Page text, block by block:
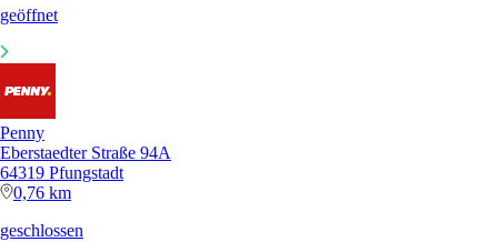
geöffnet
Penny
Eberstaedter Straße 94A
64319 Pfungstadt
0,76 km
geschlossen